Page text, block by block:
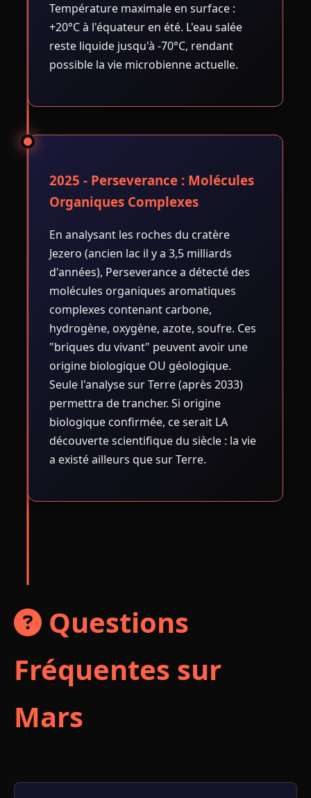
Température maximale en surface :
+20°C à l'équateur en été. L'eau salée
reste liquide jusqu'à -70°C, rendant
possible la vie microbienne actuelle.
2025 - Perseverance : Molécules
Organiques Complexes
En analysant les roches du cratère
Jezero (ancien lac il y a 3,5 milliards
d'années), Perseverance a détecté des
molécules organiques aromatiques
complexes contenant carbone,
hydrogène, oxygène, azote, soufre. Ces
"briques du vivant" peuvent avoir une
origine biologique OU géologique.
Seule l'analyse sur Terre (après 2033)
permettra de trancher. Si origine
biologique confirmée, ce serait LA
découverte scientifique du siècle : la vie
a existé ailleurs que sur Terre.
Questions
Fréquentes sur
Mars